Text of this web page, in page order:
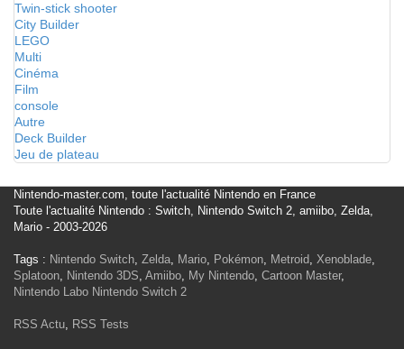
Twin-stick shooter
City Builder
LEGO
Multi
Cinéma
Film
console
Autre
Deck Builder
Jeu de plateau
Nintendo-master.com, toute l'actualité Nintendo en France
Toute l'actualité Nintendo : Switch, Nintendo Switch 2, amiibo, Zelda,
Mario - 2003-2026
Tags : Nintendo Switch, Zelda, Mario, Pokémon, Metroid, Xenoblade,
Splatoon, Nintendo 3DS, Amiibo, My Nintendo, Cartoon Master,
Nintendo Labo Nintendo Switch 2
RSS Actu, RSS Tests